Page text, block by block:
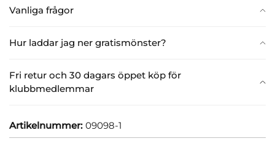
Vanliga frågor
Hur laddar jag ner gratismönster?
Fri retur och 30 dagars öppet köp för
klubbmedlemmar
Artikelnummer: 09098-1